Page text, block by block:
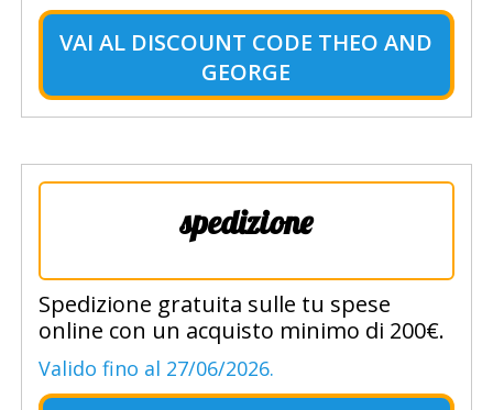
VAI AL DISCOUNT CODE THEO AND
GEORGE
spedizione
Spedizione gratuita sulle tu spese
online con un acquisto minimo di 200€.
Valido fino al 27/06/2026.